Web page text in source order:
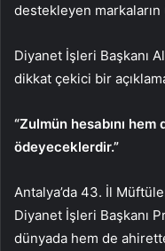
destekleyen markaların
Diyanet İşleri Başkanı
dikkat çekici bir
“Zulmün hesabını
ödeyeceklerdir.”
Antalya’da 43. İl
Diyanet İşleri Başkanı
dünyada hem de